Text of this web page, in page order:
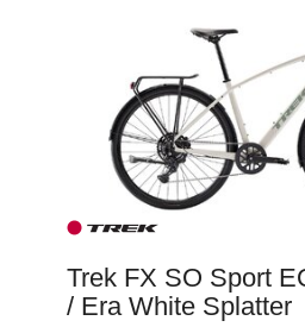
Trek FX SO Sport
/ Era White Splatter